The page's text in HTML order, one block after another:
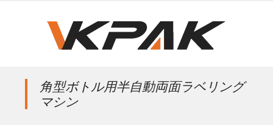
チ
ュ
タ
レ
ト
ク
ン
イ
ス
ッ
ク
ッ
タ
ス
タ
ム
角型ボトル用半自動両面ラベリング
マシン